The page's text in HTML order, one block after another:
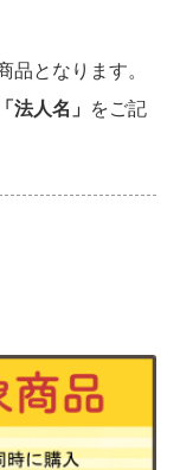
品となります。
「法人名」
をご記